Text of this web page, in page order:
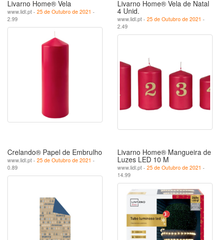
Livarno Home® Vela
www.lidl.pt - 25 de Outubro de 2021 -
2.99
Livarno Home® Vela de Natal
4 Unid.
www.lidl.pt - 25 de Outubro de 2021 -
2.49
Crelando® Papel de Embrulho
www.lidl.pt - 25 de Outubro de 2021 -
0.89
Livarno Home® Mangueira de
Luzes LED 10 M
www.lidl.pt - 25 de Outubro de 2021 -
14.99